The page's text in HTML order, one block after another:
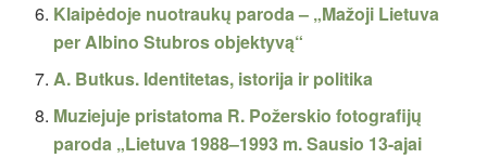
Klaipėdoje nuotraukų paroda – „Mažoji Lietuva
per Albino Stubros objektyvą“
A. Butkus. Identitetas, istorija ir politika
Muziejuje pristatoma R. Požerskio fotografijų
paroda „Lietuva 1988–1993 m. Sausio 13-ajai